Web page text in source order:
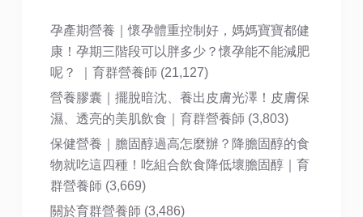
孕產期營養｜懷孕體重控制好，媽媽寶寶都健
康！孕期三階段可以胖多少？懷孕能不能減肥
呢？ ｜育群營養師 (21,127)
營養膠囊｜擺脫暗沈、養出皮膚光澤！皮膚保
濕、透亮的美肌飲食｜育群營養師 (3,803)
保健營養｜膽固醇過高怎麼辦？降膽固醇的食
物就吃這四種！吃組合飲食降低壞膽固醇｜育
群營養師 (3,669)
關於育群營養師 (3,486)